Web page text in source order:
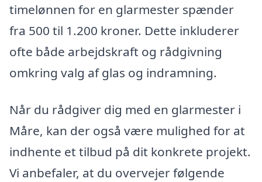
timelønnen for en glarmester spænder
fra 500 til 1.200 kroner. Dette inkluderer
ofte både arbejdskraft og rådgivning
omkring valg af glas og indramning.
Når du rådgiver dig med en glarmester i
Måre, kan der også være mulighed for at
indhente et tilbud på dit konkrete projekt.
Vi anbefaler, at du overvejer følgende